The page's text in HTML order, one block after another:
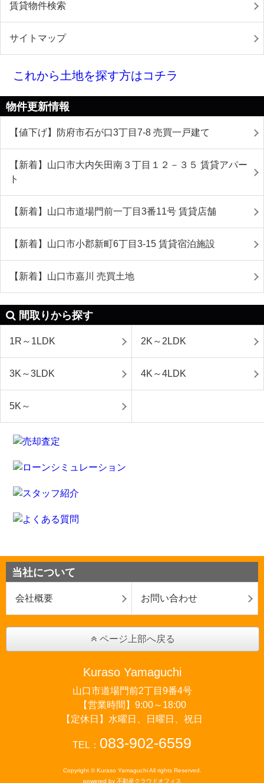
賃貸物件検索
サイトマップ
これから土地を探す方はコチラ
物件更新情報
【値下げ】防府市石が口3丁目7-8 売買一戸建て
【新着】山口市大内矢田南３丁目１２－３５ 賃貸アパー
ト
【新着】山口市道場門前一丁目3番11号 賃貸店舗
【新着】山口市小郡新町6丁目3-15 賃貸宿泊施設
【新着】山口市嘉川 売買土地
間取りから探す
1R～1LDK 2K～2LDK
3K～3LDK 4K～4LDK
5K～
当社について
会社概要 お問い合わせ
ページ上部へ戻る
Kuraso Yamaguchi
山口市道場門前2丁目9番4号
【営業時間】9:00～18:00
【定休日】水曜日、日曜日、祝日
TEL： 083-902-6559
Copyright © Kuraso Yamaguchi All rights Reserved.
powered by 不動産クラウドオフィス